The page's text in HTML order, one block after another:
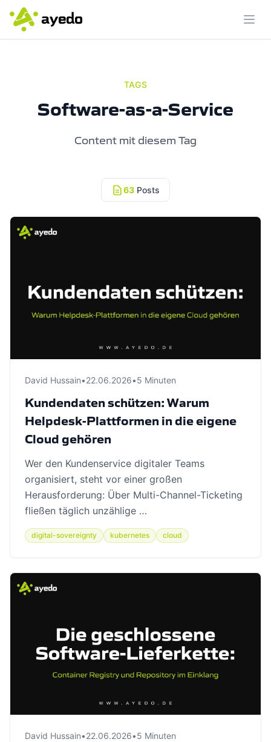
TAGS
Software-as-a-Service
Content mit diesem Tag
63 Posts
David Hussain•22.06.2026•5 Minuten
Kundendaten schützen: Warum
Helpdesk-Plattformen in die eigene
Cloud gehören
Wer den Kundenservice digitaler Teams
organisiert, steht vor einer großen
Herausforderung: Über Multi-Channel-Ticketing
fließen täglich unzählige …
digital-sovereignty kubernetes cloud
David Hussain•22.06.2026•5 Minuten